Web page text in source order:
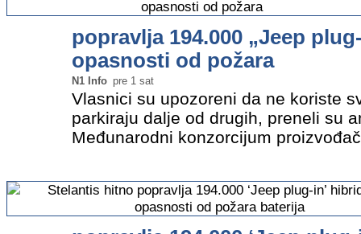
popravlja 194.000 „Jeep
opasnosti od požara
N1 Info pre 1 sat
Vlasnici su upozoreni da ne koriste
parkiraju dalje od drugih, preneli su
Međunarodni konzorcijum